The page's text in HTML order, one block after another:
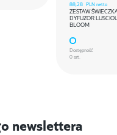
88,28 PLN netto
ZESTAW
DYFUZOR
BLOOM
Dostępność
0 szt.
newslettera